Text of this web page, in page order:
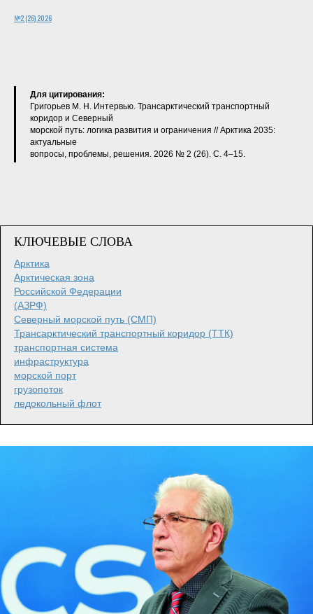
№2 (26) 2026
Для цитирования:
Григорьев М. Н. Интервью. Трансарктический транспортный
коридор и Северный
морской путь: логика развития и ограничения // Арктика 2035:
актуальные
вопросы, проблемы, решения. 2026 № 2 (26). С. 4–15.
КЛЮЧЕВЫЕ СЛОВА
Арктика
Арктическая зона
Российской Федерации
(АЗРФ)
Северный морской путь (СМП)
Трансарктический транспортный коридор (ТТК)
транспортная система
инфраструктура
морской порт
грузопоток
ледокольный флот